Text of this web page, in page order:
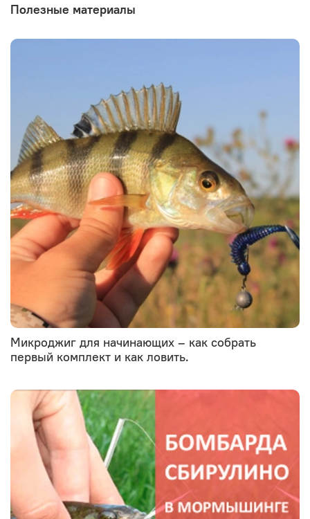
Полезные материалы
Микроджиг для начинающих – как собрать
первый комплект и как ловить.